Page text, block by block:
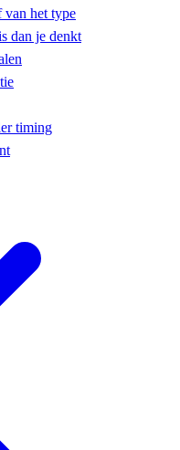
van het type
dan je denkt
timing